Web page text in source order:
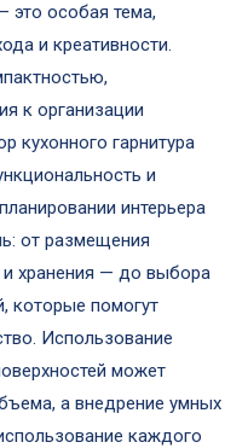
это особая тема,
и креативности.
к организации
кухонного гарнитура
и
интерьера
от размещения
хранения — до выбора
которые помогут
Использование
может
а внедрение умных
каждого